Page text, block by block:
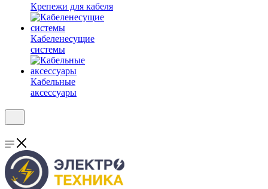
Крепежи для кабеля
Кабеленесущие
системы
Кабельные
аксессуары